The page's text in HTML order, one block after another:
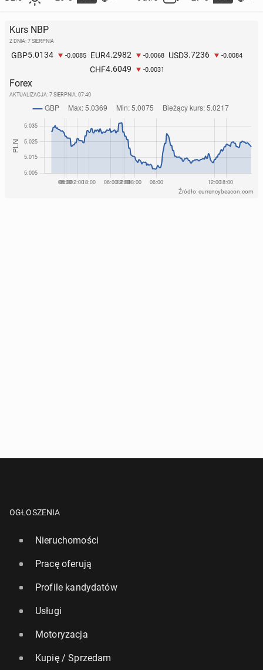
Kurs NBP
Z DNIA: 7 SIERPNIA
GBP5.0134 -0.0085 EUR4.2982 -0.0068 USD3.7236 -0.0084
CHF4.6049 -0.0031
Forex
AKTUALIZACJA: 7 SIERPNIA, 07:40
Źródło: currencybeacon.com
OGŁOSZENIA
Nieruchomości
Pracę oferują
Profile kandydatów
Usługi
Motoryzacja
Kupię / Sprzedam